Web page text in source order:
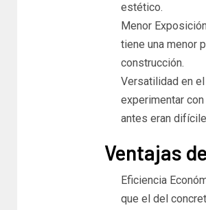
estético.
Menor
tiene una menor
construcción.
Versatilidad en
experimentar
antes eran
Ventajas
Eficiencia
que el del